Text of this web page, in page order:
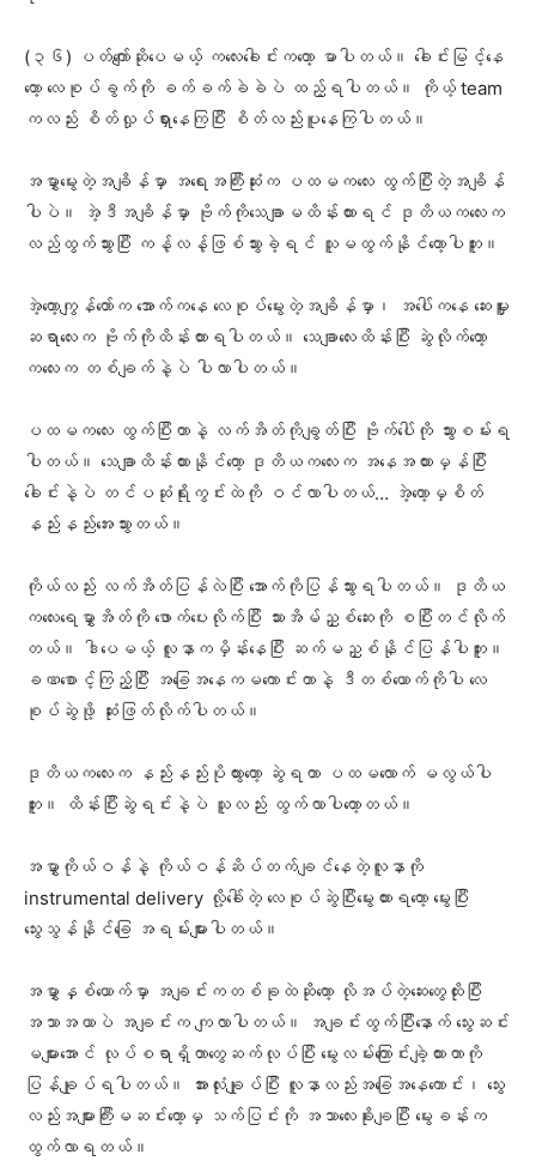
(၃၆) ပတ်ကျော်ဆိုပေမယ့် ကလေးခေါင်းကတော့ မာပါတယ်။ ခေါင်းမြင့်နေ
တော့ လေစုပ်ခွက်ကို ခက်ခက်ခဲခဲပဲ ထည့်ရပါတယ်။ ကိုယ့် team
ကလည်း စိတ်လှုပ်ရှားနေကြပြီး စိတ်လည်းပူနေကြပါတယ်။
အမွှာမွေးတဲ့အချိန်မှာ အရေးအကြီးဆုံးက ပထမကလေး ထွက်ပြီးတဲ့အချိန်
ပါပဲ။ အဲ့ဒီအချိန်မှာ ဗိုက်ကိုသေချာမထိန်းထားရင် ဒုတိယကလေးက
လည်ထွက်သွားပြီး ကန့်လန့်ဖြစ်သွားခဲ့ရင် သူမထွက်နိုင်တော့ပါဘူး။
အဲ့တော့ကျွန်တော်က အောက်ကနေ လေစုပ်မွေးတဲ့အချိန်မှာ၊ အပေါ်ကနေ ဆေးမှူး
ဆရာလေးက ဗိုက်ကိုထိန်းထားရပါတယ်။ သေချာလေးထိန်းပြီး ဆွဲလိုက်တော့
ကလေးက တစ်ချက်နဲ့ပဲ ပါလာပါတယ်။
ပထမကလေး ထွက်ပြီးတာနဲ့ လက်အိတ်ကိုချွတ်ပြီး ဗိုက်ပေါ်ကို သွားစမ်းရ
ပါတယ်။ သေချာထိန်းထားနိုင်တော့ ဒုတိယကလေးက အနေအထားမှန်ပြီး
ခေါင်းနဲ့ပဲ တင်ပဆုံရိုးကွင်းထဲကို ဝင်လာပါတယ်… အဲ့တော့မှစိတ်
နည်းနည်းအေးသွားတယ်။
ကိုယ်လည်း လက်အိတ်ပြန်လဲပြီး အောက်ကိုပြန်သွားရပါတယ်။ ဒုတိယ
ကလေးရေမွှာအိတ်ကို ဖောက်ပေးလိုက်ပြီး သားအိမ်ညှစ်ဆေးကို စပြီးတင်လိုက်
တယ်။ ဒါပေမယ့် လူနာကမှိန်းနေပြီး ဆက်မညှစ်နိုင်ပြန်ပါဘူး။
ခဏစောင့်ကြည့်ပြီး အခြေအနေကမကောင်းတာနဲ့ ဒီတစ်ယောက်ကိုပါ လေ
စုပ်ဆွဲဖို့ ဆုံးဖြတ်လိုက်ပါတယ်။
ဒုတိယကလေးက နည်းနည်းပိုထွားတော့ ဆွဲရတာ ပထမလောက် မလွယ်ပါ
ဘူး။ ထိန်းပြီးဆွဲရင်းနဲ့ပဲ သူလည်း ထွက်လာပါတော့တယ်။
အမွှာကိုယ်ဝန်နဲ့ ကိုယ်ဝန်ဆိပ်တက်ချင်နေတဲ့လူနာကို
instrumental delivery လို့ခေါ်တဲ့ လေစုပ်ဆွဲပြီးမွေးထားရတော့ မွေးပြီး
သွေးသွန်နိုင်ခြေ အရမ်းများပါတယ်။
အမွှာနှစ်ယောက်မှာ အချင်းကတစ်ခုထဲဆိုတော့ လိုအပ်တဲ့ဆေးတွေထိုးပြီး
အသာအယာပဲ အချင်းက ကျလာပါတယ်။ အချင်းထွက်ပြီးနောက် သွေးဆင်း
မများအောင် လုပ်စရာ‌ရှိတာတွေဆက်လုပ်ပြီး မွေးလမ်းကြောင်းချဲ့ထားတာကို
ပြန်ချုပ်ရပါတယ်။ အားလုံးချုပ်ပြီး လူနာလည်းအခြေအနေကောင်း၊ သွေး
လည်းအများကြီးမဆင်းတော့မှ သက်ပြင်းကို အသာလေးခိုးချပြီး မွေးခန်းက
ထွက်လာရတယ်။